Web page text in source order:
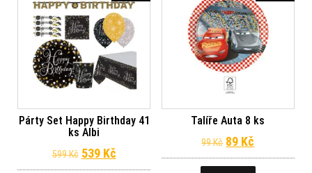
Párty Set Happy Birthday 41
ks Albi
599Kč Původní cena byla: 599 Kč.
539 KčAktuální cena je: 539 Kč.
Talíře Auta 8 ks
99Kč Původní cena
89 Kč